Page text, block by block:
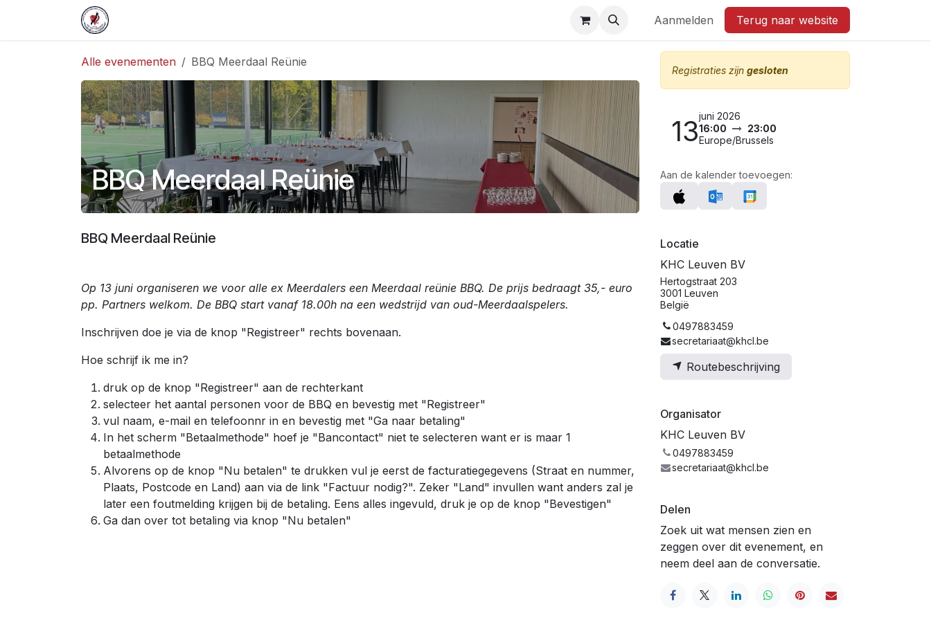
Overslaan naar inhoud
Aanmelden Terug naar website
Alle evenementen BBQ Meerdaal Reünie
BBQ Meerdaal Reünie
BBQ Meerdaal Reünie
Op 13 juni organiseren we voor alle ex Meerdalers een Meerdaal reünie BBQ. De prijs bedraagt 35,- euro
pp. Partners welkom. De BBQ start vanaf 18.00h na een wedstrijd van oud-Meerdaalspelers.
Inschrijven doe je via de knop "Registreer" rechts bovenaan.
Hoe schrijf ik me in?
druk op de knop "Registreer" aan de rechterkant
selecteer het aantal personen voor de BBQ en bevestig met "Registreer"
vul naam, e-mail en telefoonnr in en bevestig met "Ga naar betaling"
In het scherm "Betaalmethode" hoef je "Bancontact" niet te selecteren want er is maar 1
betaalmethode
Alvorens op de knop "Nu betalen" te drukken vul je eerst de facturatiegegevens (Straat en nummer,
Plaats, Postcode en Land) aan via de link "Factuur nodig?". Zeker "Land" invullen want anders zal je
later een foutmelding krijgen bij de betaling. Eens alles ingevuld, druk je op de knop "Bevestigen"
Ga dan over tot betaling via knop "Nu betalen"
Registraties zijn gesloten
13juni 2026
16:00
23:00
Europe/Brussels
Aan de kalender toevoegen:
Locatie
KHC Leuven BV
Hertogstraat 203
3001 Leuven
België
0497883459
secretariaat@khcl.be
Routebeschrijving
Organisator
KHC Leuven BV
0497883459
secretariaat@khcl.be
Delen
Zoek uit wat mensen zien en
zeggen over dit evenement, en
neem deel aan de conversatie.